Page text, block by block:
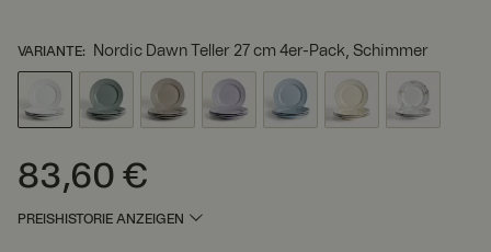
VARIANTE: Nordic Dawn Teller 27 cm 4er-Pack, Schimmer
Preis: 83,60 €
83,60 €
PREISHISTORIE ANZEIGEN